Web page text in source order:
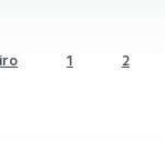
Página
1 2